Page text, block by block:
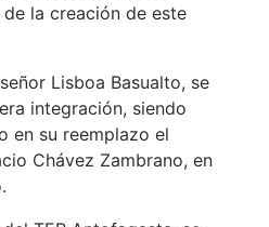
la creación de este
Lisboa Basualto, se
integración, siendo
en su reemplazo el
Chávez Zambrano, en